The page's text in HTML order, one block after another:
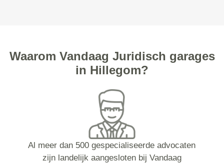
Waarom Vandaag Juridisch garages
in Hillegom?
Al meer dan 500 gespecialiseerde advocaten
zijn landelijk aangesloten bij Vandaag